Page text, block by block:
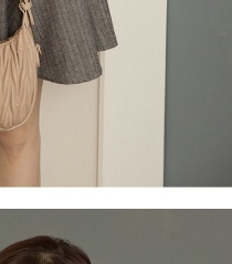
或監護人之同意方可使用
起之損失，本公司不負相關責
別帳號之用戶狀況，依本公司即
足之情形，本公司將視審查結果
註冊。若發現惡意使用之情形，
使用額度並採取法律行動。
運費